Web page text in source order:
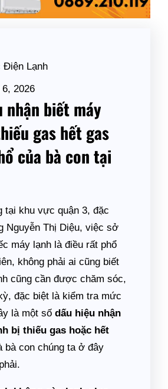
Điện Lạnh
2026
nhận biết máy
gas hết gas
của bà con tại
tại khu vực quận 3, đặc
Nguyễn Thị Diệu, việc sở
máy lạnh là điều rất phổ
không phải ai cũng biết
cũng cần được chăm sóc,
đặc biệt là kiểm tra mức
là một số dấu hiệu nhận
bị thiếu gas hoặc hết
bà con chúng ta ở đây